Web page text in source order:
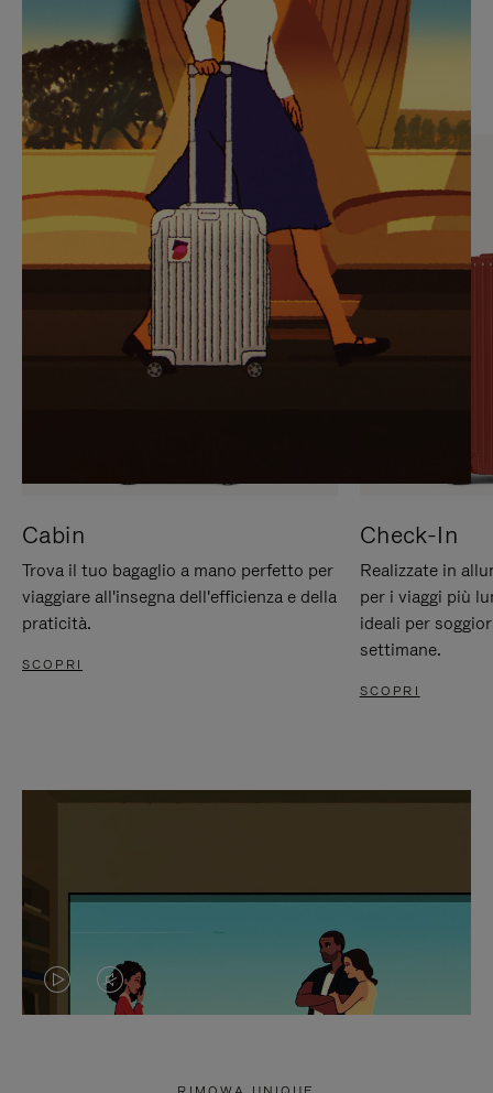
IN
PAUSA,
PREMERE
PER
METTERLO
PAUSA
PREMI
PER
ATTIVARE
LAUDIO
Trova la compagna perfetta
per ogni viaggio
Cabin
Trova il tuo bagaglio a mano perfetto per
viaggiare all'insegna dell'efficienza e della
praticità.
SCOPRI
Check-In
Realizzate in
per i viaggi più
ideali per
settimane.
SCOPRI
IL
IL